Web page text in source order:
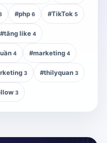
#php 6 #TikTok 5
#tăng like 4
4 #marketing 4
3 #thilyquan 3
3